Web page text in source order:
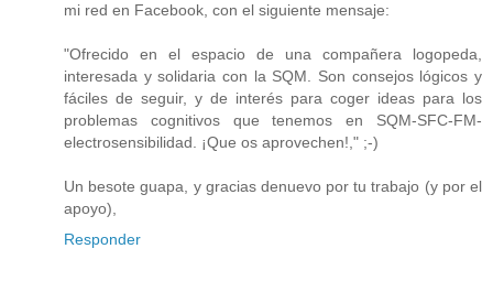
mi red en Facebook, con el siguiente mensaje:
"Ofrecido en el espacio de una compañera logopeda,
interesada y solidaria con la SQM. Son consejos lógicos y
fáciles de seguir, y de interés para coger ideas para los
problemas cognitivos que tenemos en SQM-SFC-FM-
electrosensibilidad. ¡Que os aprovechen!," ;-)
Un besote guapa, y gracias denuevo por tu trabajo (y por el
apoyo),
Responder